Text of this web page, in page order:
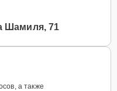
Шамиля, 71
а также